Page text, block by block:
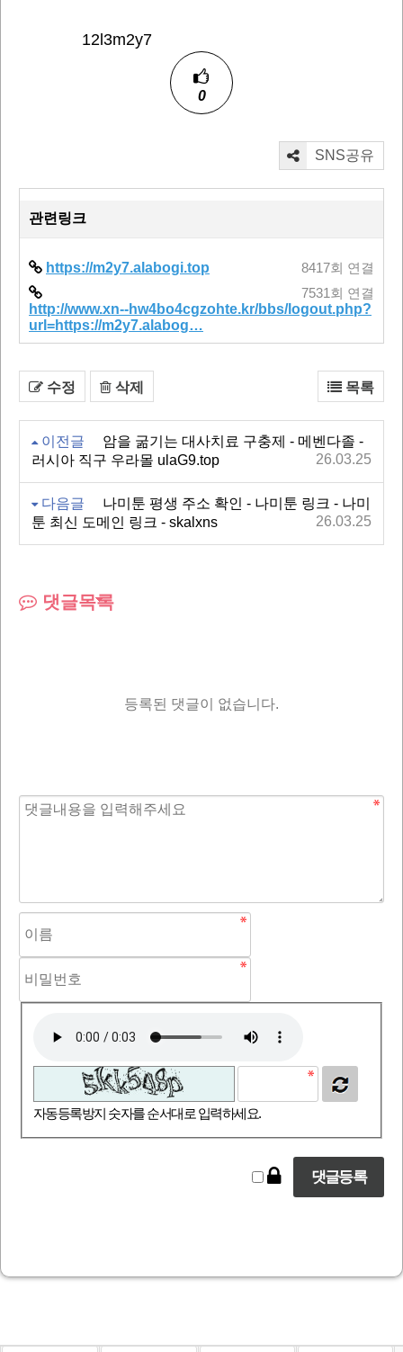
12l3m2y7
0
SNS공유
관련링크
https://m2y7.alabogi.top 8417회 연결
http://www.xn--hw4bo4cgzohte.kr/bbs/logout.php?
url=https://m2y7.alabog…
7531회 연결
수정 삭제 목록
이전글
암을 굶기는 대사치료 구충제 - 메벤다졸 -
러시아 직구 우라몰 ulaG9.top
26.03.25
다음글
나미툰 평생 주소 확인 - 나미툰 링크 - 나미
툰 최신 도메인 링크 - skalxns
26.03.25
댓글목록
등록된 댓글이 없습니다.
자동등록방지 숫자를 순서대로 입력하세요.